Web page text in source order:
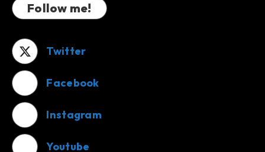
Follow me!
Twitter
Facebook
Instagram
Youtube